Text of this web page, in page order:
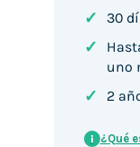
✓ 30
✓
uno
✓ 2
i ¿Qué